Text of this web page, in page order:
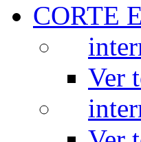
CORTE
Ver